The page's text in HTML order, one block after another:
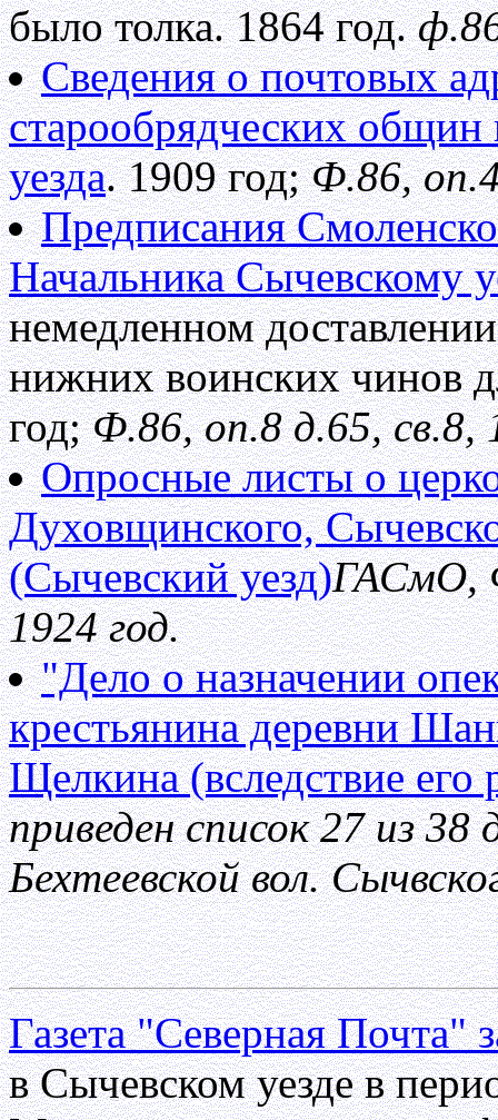
было толка. 1864 год.
Сведения о почтовых
старообрядческих
уезда. 1909 год;Ф.86,
Предписания
Начальника Сычевскому
немедленном
нижних воинских чинов
год;Ф.86, оп.8 д.65, св.8,
Опросные листы о
Духовщинского,
(Сычевский уезд)ГАСмО,
1924 год.
"Дело о назначении
крестьянина деревни
Щелкина (вследствие его
приведен список 27 из
Бехтеевской вол.
Газета "Северная Почта"
в Сычевском уезде в